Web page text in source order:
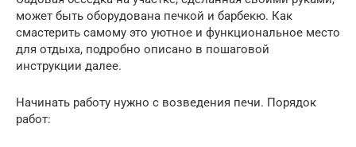
может быть оборудована печкой и барбекю. Как
смастерить самому это уютное и функциональное место
для отдыха, подробно описано в пошаговой
инструкции далее.
Начинать работу нужно с возведения печи. Порядок
работ: